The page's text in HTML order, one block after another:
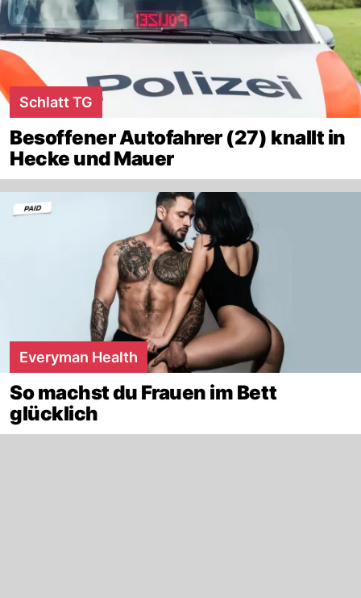
Schlatt TG
Besoffener Autofahrer (27) knallt in
Hecke und Mauer
Everyman Health
So machst du Frauen im Bett
glücklich